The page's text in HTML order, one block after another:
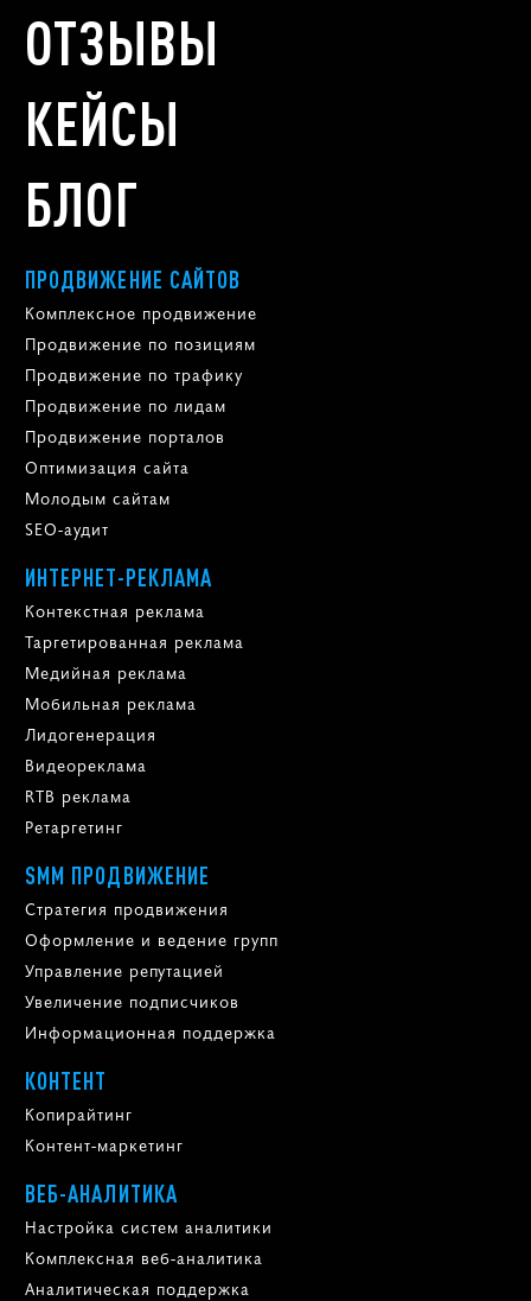
ОТЗЫВЫ
КЕЙСЫ
БЛОГ
ПРОДВИЖЕНИЕ САЙТОВ
Комплексное продвижение
Продвижение по позициям
Продвижение по трафику
Продвижение по лидам
Продвижение порталов
Оптимизация сайта
Молодым сайтам
SEO-аудит
ИНТЕРНЕТ-РЕКЛАМА
Контекстная реклама
Таргетированная реклама
Медийная реклама
Мобильная реклама
Лидогенерация
Видеореклама
RTB реклама
Ретаргетинг
SMM ПРОДВИЖЕНИЕ
Стратегия продвижения
Оформление и ведение групп
Управление репутацией
Увеличение подписчиков
Информационная поддержка
КОНТЕНТ
Копирайтинг
Контент-маркетинг
ВЕБ-АНАЛИТИКА
Настройка систем аналитики
Комплексная веб-аналитика
Аналитическая поддержка